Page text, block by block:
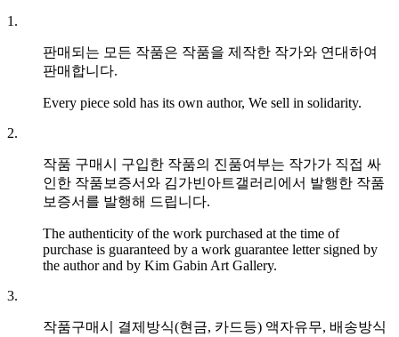
1.
판매되는 모든 작품은 작품을 제작한 작가와 연대하여
판매합니다.
Every piece sold has its own author, We sell in solidarity.
2.
작품 구매시 구입한 작품의 진품여부는 작가가 직접 싸
인한 작품보증서와 김가빈아트갤러리에서 발행한 작품
보증서를 발행해 드립니다.
The authenticity of the work purchased at the time of
purchase is guaranteed by a work guarantee letter signed by
the author and by Kim Gabin Art Gallery.
3.
작품구매시 결제방식(현금, 카드등) 액자유무, 배송방식